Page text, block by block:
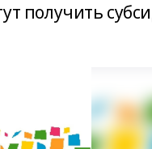
получить